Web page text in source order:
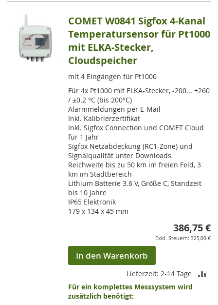
COMET W0841 Sigfox 4-Kanal
Temperatursensor für Pt1000
mit ELKA-Stecker,
Cloudspeicher
mit 4 Eingängen für Pt1000
Für 4x Pt1000 mit ELKA-Stecker, -200... +260
/ ±0.2 °C (bis 200°C)
Alarmmeldungen per E-Mail
Inkl. Kalibrierzertifikat
Inkl. Sigfox Connection und COMET Cloud
für 1 Jahr
Sigfox Netzabdeckung (RC1-Zone) und
Signalqualität unter Downloads
Reichweite bis zu 50 km im freien Feld, 3
km im Stadtbereich
Lithium Batterie 3.6 V, Größe C, Standzeit
bis 10 Jahre
IP65 Elektronik
179 x 134 x 45 mm
386,75 €
325,00 €
In den Warenkorb
Lieferzeit: 2-14 Tage
Für ein komplettes Messsystem wird
zusätzlich benötigt: